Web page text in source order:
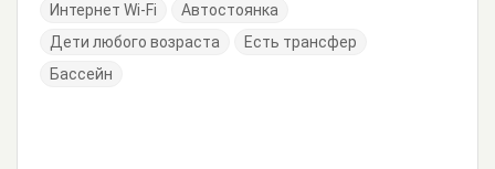
Интернет Wi-Fi
Автостоянка
Дети любого возраста
Есть трансфер
Бассейн